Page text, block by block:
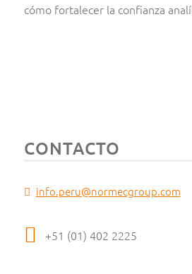
cómo fortalecer la confianza
CONTACTO
info.peru@normecgroup.com
+51 (01) 402 2225